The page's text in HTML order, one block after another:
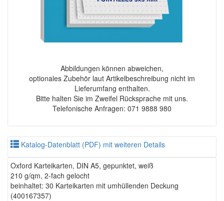
Abbildungen können abweichen,
optionales Zubehör laut Artikelbeschreibung nicht im
Lieferumfang enthalten.
Bitte halten Sie im Zweifel Rücksprache mit uns.
Telefonische Anfragen: 071 9888 980
Katalog-Datenblatt (PDF) mit weiteren Details
Oxford Karteikarten, DIN A5, gepunktet, weiß
210 g/qm, 2-fach gelocht
beinhaltet: 30 Karteikarten mit umhüllenden Deckung
(400167357)